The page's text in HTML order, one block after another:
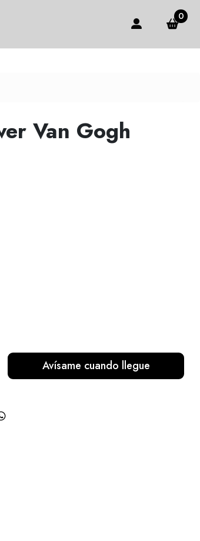
0
Van Gogh
Avísame cuando llegue